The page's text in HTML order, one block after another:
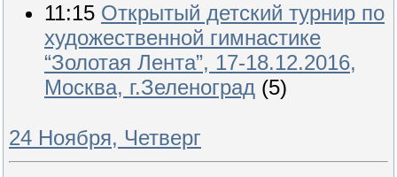
11:15 Открытый детский турнир по
художественной гимнастике
“Золотая Лента”, 17-18.12.2016,
Москва, г.Зеленоград (5)
24 Ноября, Четверг